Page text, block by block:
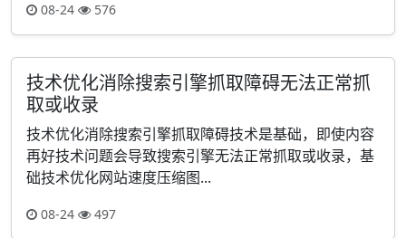
08-24 576
技术优化消除搜索引擎抓取障碍无法正常抓
取或收录
技术优化消除搜索引擎抓取障碍技术是基础，即使内容
再好技术问题会导致搜索引擎无法正常抓取或收录，基
础技术优化网站速度压缩图...
08-24 497